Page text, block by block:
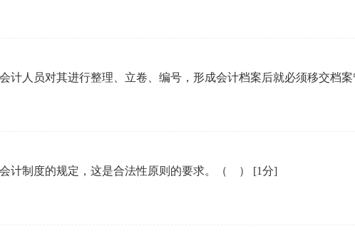
计人员对其进行整理、立卷、编号，形成会计档案后就必须移交档
计制度的规定，这是合法性原则的要求。（ ） [1分]